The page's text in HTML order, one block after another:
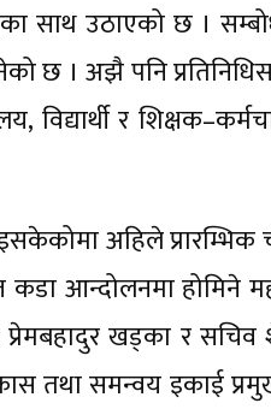
साथ उठाएको छ ।
छ । अझै पनि
विद्यार्थी र
अहिले
कडा आन्दोलनमा
खड्का र सचिव
तथा समन्वय इकाई